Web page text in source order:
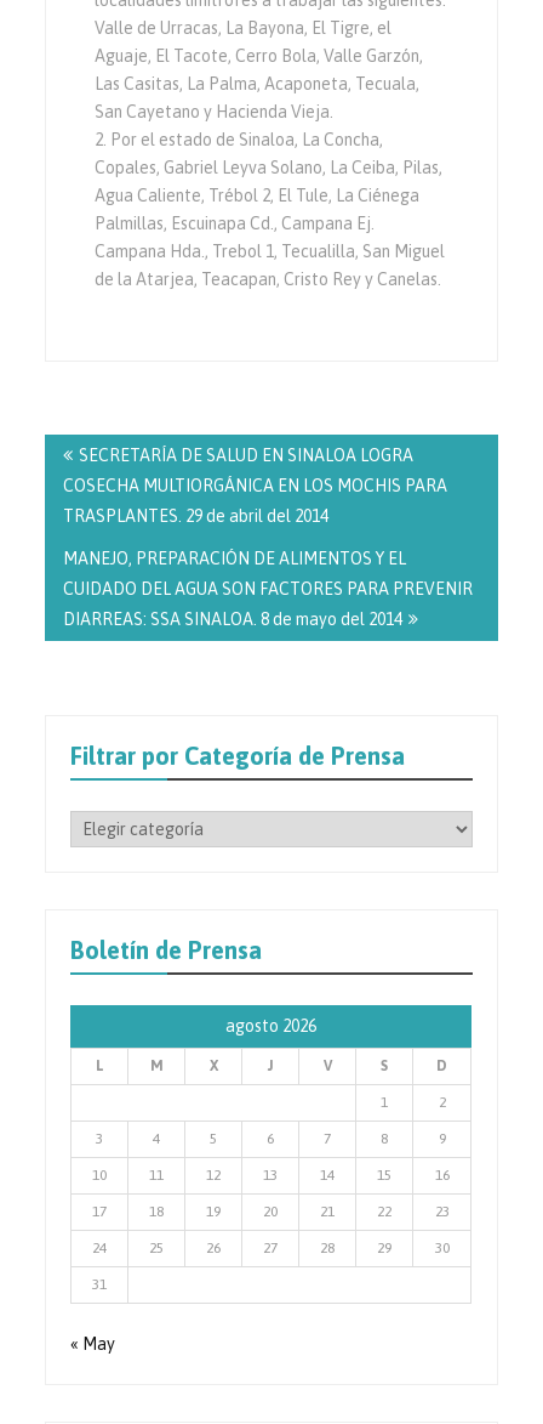
Valle de Urracas, La Bayona, El Tigre, el
Aguaje, El Tacote, Cerro Bola, Valle Garzón,
Las Casitas, La Palma, Acaponeta, Tecuala,
San Cayetano y Hacienda Vieja.
2. Por el estado de Sinaloa, La Concha,
Copales, Gabriel Leyva Solano, La Ceiba, Pilas,
Agua Caliente, Trébol 2, El Tule, La Ciénega
Palmillas, Escuinapa Cd., Campana Ej.
Campana Hda., Trebol 1, Tecualilla, San Miguel
de la Atarjea, Teacapan, Cristo Rey y Canelas.
de
entradas
SECRETARÍA DE SALUD EN SINALOA LOGRA
COSECHA MULTIORGÁNICA EN LOS MOCHIS PARA
TRASPLANTES. 29 de abril del 2014
MANEJO, PREPARACIÓN DE ALIMENTOS Y EL
CUIDADO DEL AGUA SON FACTORES PARA PREVENIR
DIARREAS: SSA SINALOA. 8 de mayo del 2014
Filtrar por Categoría de Prensa
Filtrar
Prensa
Boletín de Prensa
agosto 2026
L M X J V S D
1 2
3 4 5 6 7 8 9
10 11 12 13 14 15 16
17 18 19 20 21 22 23
24 25 26 27 28 29 30
31
« May